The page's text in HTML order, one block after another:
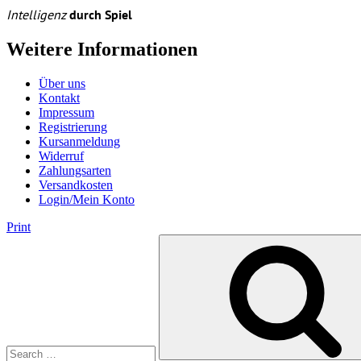
Intelligenzdurch Spiel
Weitere Informationen
Über uns
Kontakt
Impressum
Registrierung
Kursanmeldung
Widerruf
Zahlungsarten
Versandkosten
Login/Mein Konto
Print